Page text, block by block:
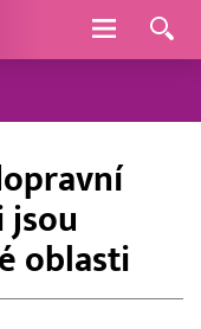
Navigace
jsou
oblasti